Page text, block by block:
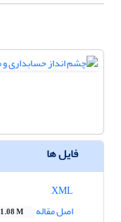
فایل ها
اصل مقاله
1.08 M